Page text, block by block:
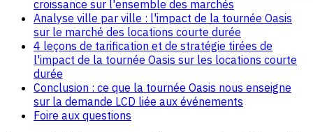
croissance sur l'ensemble des marchés
Analyse ville par ville : l'impact de la tournée Oasis
sur le marché des locations courte durée
4 leçons de tarification et de stratégie tirées de
l'impact de la tournée Oasis sur les locations courte
durée
Conclusion : ce que la tournée Oasis nous enseigne
sur la demande LCD liée aux événements
Foire aux questions